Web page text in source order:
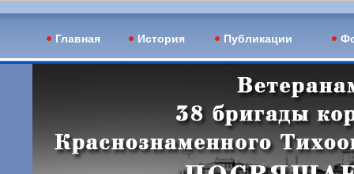
Главная История Публикации